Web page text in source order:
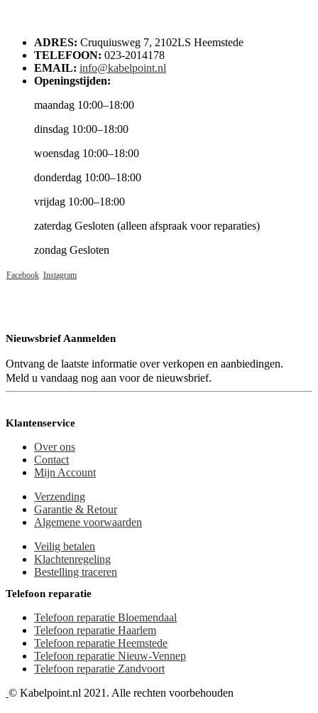
ADRES: Cruquiusweg 7, 2102LS Heemstede
TELEFOON: 023-2014178
EMAIL: info@kabelpoint.nl
Openingstijden:
maandag 10:00–18:00
dinsdag 10:00–18:00
woensdag 10:00–18:00
donderdag 10:00–18:00
vrijdag 10:00–18:00
zaterdag Gesloten (alleen afspraak voor reparaties)
zondag Gesloten
Facebook Instagram
Nieuwsbrief Aanmelden
Ontvang de laatste informatie over verkopen en aanbiedingen.
Meld u vandaag nog aan voor de nieuwsbrief.
Klantenservice
Over ons
Contact
Mijn Account
Verzending
Garantie & Retour
Algemene voorwaarden
Veilig betalen
Klachtenregeling
Bestelling traceren
Telefoon reparatie
Telefoon reparatie Bloemendaal
Telefoon reparatie Haarlem
Telefoon reparatie Heemstede
Telefoon reparatie Nieuw-Vennep
Telefoon reparatie Zandvoort
© Kabelpoint.nl 2021. Alle rechten voorbehouden